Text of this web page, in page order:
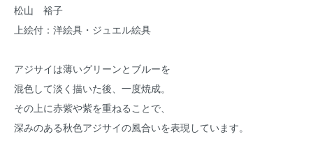
松山 裕子
上絵付：洋絵具・ジュエル絵具
アジサイは薄いグリーンとブルーを
混色して淡く描いた後、一度焼成。
その上に赤紫や紫を重ねることで、
深みのある秋色アジサイの風合いを表現しています。